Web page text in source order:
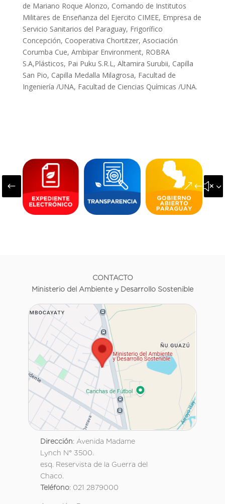
de Mariano Roque Alonzo, Comando de Institutos
Militares de Enseñanza del Ejercito CIMEE, Empresa de
Servicio Sanitarios del Paraguay, Frigorífico
Concepción, Cooperativa Chortitzer, Asociación
Corumba Cue, Ambipar Environment, ROBRA
S.A,Plásticos, Pai Puku S.R.L, Altamira Surubii, Capilla
San Pio, Capilla Medalla Milagrosa, Facultad de
Ingeniería /UNA, Facultad de Ciencias Químicas /UNA.
#
CONTACTO
Ministerio del Ambiente y Desarrollo Sostenible
Dirección: Avenida Madame
Lynch N° 3500.
esq. Reservista de la Guerra del
Chaco.
Teléfono: 021 2879000